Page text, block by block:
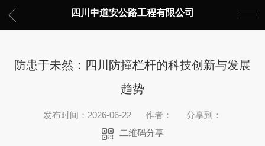
四川中道安公路工程有限公司
防患于未然：四川防撞栏杆的科技创新与发展
趋势
发布时间：2026-06-22 作者：
分享到：
二维码分享